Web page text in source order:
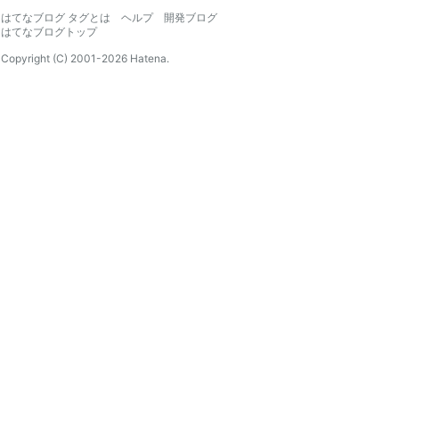
はてなブログ タグとは
ヘルプ
開発ブログ
はてなブログトップ
Copyright (C) 2001-2026 Hatena.